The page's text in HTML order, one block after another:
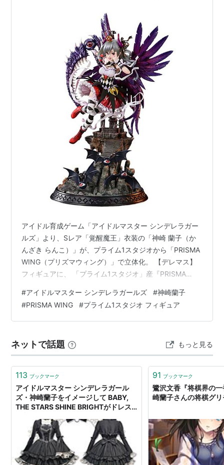
オ】より2025年12月発売予定♪
アイドル育成ゲーム「アイドルマスター シンデレラガー
ルズ」より、Sレア「覚醒魔王」衣装の「神崎 蘭子（か
んざき らんこ）」が、プライム1スタジオから「PRISMA
WING（プリズマウィング）」で立体化。 【デレマス】
フィギュアに、 「プライム1スタジオ」産『PRISMA
ギュアのサイズは、 1/7スケールの全高：約32cm x 全
幅：約22cm x 奥行：約19cm。 原型製作は「Rico」「プ
ライム1スタジオ」。 （※敬称略） PRISMA WING『覚醒
1/7 完成品フィギュア…
#アイドルマスター シンデレラガールズ #神崎蘭子
#PRISMA WING #プライム1スタジオ フィギュア
ネットで話題 もっと見る
113 ブックマーク
アイドルマスター シンデレラガール
ズ・神崎蘭子をイメージして BABY,
THE STARS SHINE BRIGHTがドレス
91 ブックマーク
鷺沢文香『将棋界の
崎蘭子さんの将棋グ